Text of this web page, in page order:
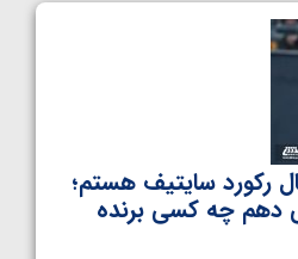
رکورد سایتیف هستم؛
چه کسی برنده